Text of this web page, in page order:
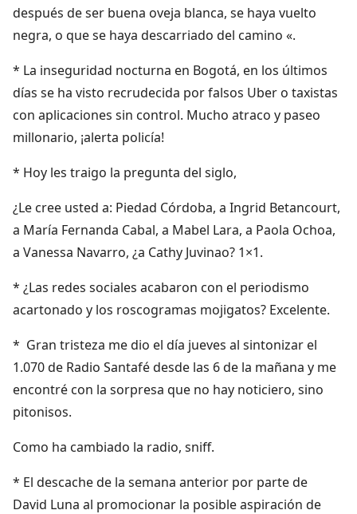
después de ser buena oveja blanca, se haya vuelto
negra, o que se haya descarriado del camino «.
* La inseguridad nocturna en Bogotá, en los últimos
días se ha visto recrudecida por falsos Uber o taxistas
con aplicaciones sin control. Mucho atraco y paseo
millonario, ¡alerta policía!
* Hoy les traigo la pregunta del siglo,
¿Le cree usted a: Piedad Córdoba, a Ingrid Betancourt,
a María Fernanda Cabal, a Mabel Lara, a Paola Ochoa,
a Vanessa Navarro, ¿a Cathy Juvinao? 1×1.
* ¿Las redes sociales acabaron con el periodismo
acartonado y los roscogramas mojigatos? Excelente.
* Gran tristeza me dio el día jueves al sintonizar el
1.070 de Radio Santafé desde las 6 de la mañana y me
encontré con la sorpresa que no hay noticiero, sino
pitonisos.
Como ha cambiado la radio, sniff.
* El descache de la semana anterior por parte de
David Luna al promocionar la posible aspiración de